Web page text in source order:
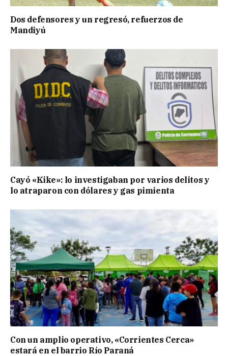
Dos defensores y un regresó, refuerzos de
Mandiyú
Cayó «Kike»: lo investigaban por varios delitos y
lo atraparon con dólares y gas pimienta
Con un amplio operativo, «Corrientes Cerca»
estará en el barrio Río Paraná